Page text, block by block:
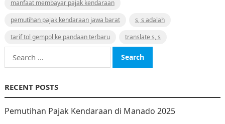
manfaat membayar pajak kendaraan
pemutihan pajak kendaraan jawa barat
s, s adalah
tarif tol gempol ke pandaan terbaru
translate s, s
Search
for:
RECENT POSTS
Pemutihan Pajak Kendaraan di Manado 2025